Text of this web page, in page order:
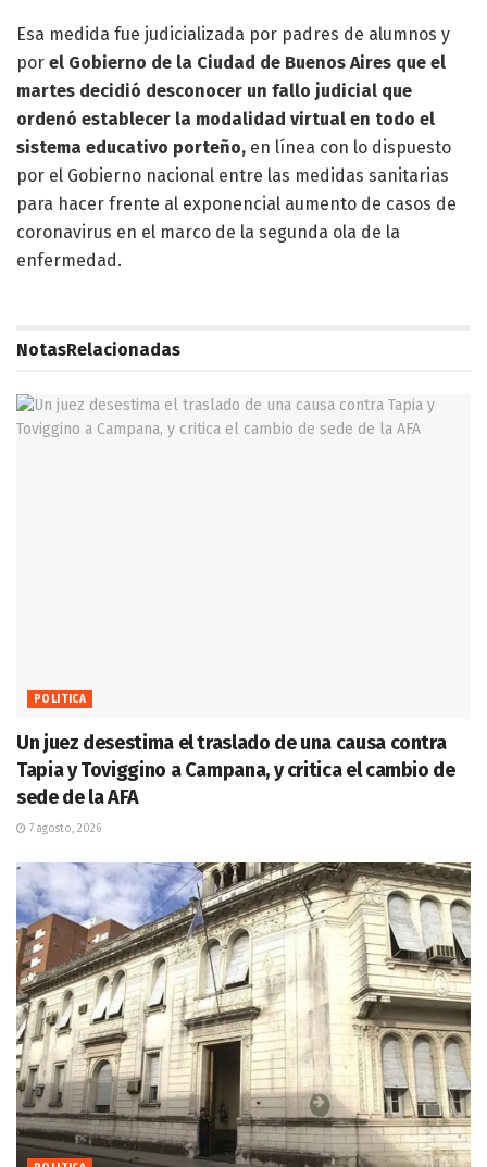
Esa medida fue judicializada por padres de alumnos y
por el Gobierno de la Ciudad de Buenos Aires que el
martes decidió desconocer un fallo judicial que
ordenó establecer la modalidad virtual en todo el
sistema educativo porteño, en línea con lo dispuesto
por el Gobierno nacional entre las medidas sanitarias
para hacer frente al exponencial aumento de casos de
coronavirus en el marco de la segunda ola de la
enfermedad.
NotasRelacionadas
POLITICA
Un juez desestima el traslado de una causa contra
Tapia y Toviggino a Campana, y critica el cambio de
sede de la AFA
7 agosto, 2026